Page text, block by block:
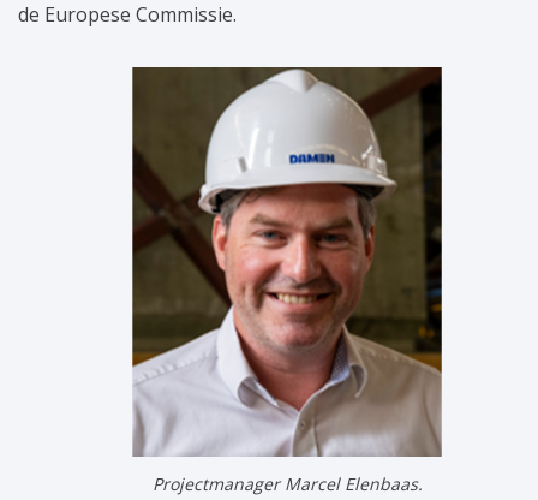
Projectmanager Marcel Elenbaas.
de Europese Commissie.